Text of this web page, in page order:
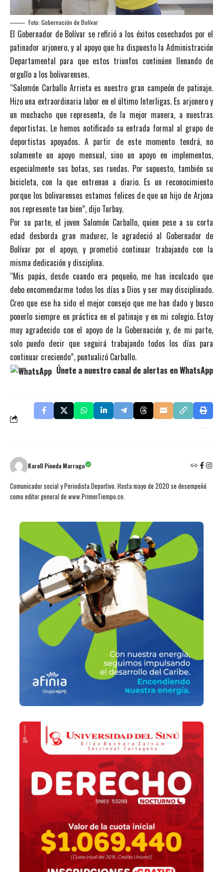
Foto: Gobernación de Bolívar
El Gobernador de Bolívar se refirió a los éxitos cosechados por el
patinador arjonero, y al apoyo que ha dispuesto la Administración
Departamental para que estos triunfos continúen llenando de
orgullo a los bolivarenses.
“Salomón Carballo Arrieta es nuestro gran campeón de patinaje.
Hizo una extraordinaria labor en el último Interligas. Es arjonero y
un muchacho que representa, de la mejor manera, a nuestras
deportistas. Le hemos notificado su entrada formal al grupo de
deportistas apoyados. A partir de este momento tendrá, no
solamente un apoyo mensual, sino un apoyo en implementos,
especialmente sus botas, sus ruedas. Por supuesto, también su
bicicleta, con la que entrenan a diario. Es un reconocimiento
porque los bolivarenses estamos felices de que un hijo de Arjona
nos represente tan bien”, dijo Turbay.
Por su parte, el joven Salomón Carballo, quien pese a su corta
edad desborda gran madurez, le agradeció al Gobernador de
Bolívar por el apoyo, y prometió continuar trabajando con la
misma dedicación y disciplina.
“Mis papás, desde cuando era pequeño, me han inculcado que
debo encomendarme todos los días a Dios y ser muy disciplinado.
Creo que ese ha sido el mejor consejo que me han dado y busco
ponerlo siempre en práctica en el patinaje y en mi colegio. Estoy
muy agradecido con el apoyo de la Gobernación y, de mi parte,
solo puedo decir que seguirá trabajando todos los días para
continuar creciendo”, puntualizó Carballo.
Únete a nuestro canal de alertas en WhatsApp
Karoll Pineda Marrugo
Comunicador social y Periodista Deportivo. Hasta mayo de 2020 se desempeñó
como editor general de www.PrimerTiempo.co.